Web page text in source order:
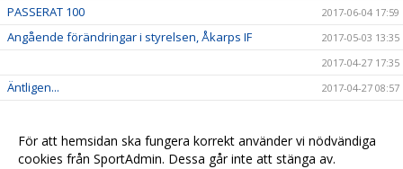
PASSERAT 100 2017-06-04 17:59
Angående förändringar i styrelsen, Åkarps IF
2017-05-03 13:35
2017-04-27 17:35
Äntligen... 2017-04-27 08:57
Nyheter i profilsortimentet 2017-02-03 08:10
Utbildning genomförd 2016-12-12 20:40
För att hemsidan ska fungera korrekt använder vi nödvändiga
cookies från SportAdmin. Dessa går inte att stänga av.